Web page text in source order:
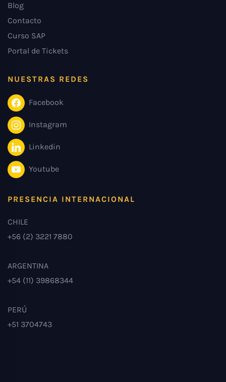
Blog
Contacto
Curso SAP
Portal de Tickets
NUESTRAS REDES
Facebook
Instagram
Linkedin
Youtube
PRESENCIA INTERNACIONAL
CHILE
+56 (2) 3221 7880
ARGENTINA
+54 (11) 39868344
PERÚ
+51 3704743